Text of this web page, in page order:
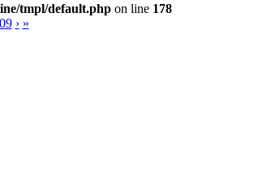
tmpl/default.php on line 178
› »